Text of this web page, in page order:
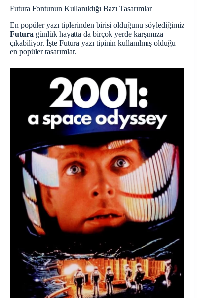
Futura Fontunun Kullanıldığı Bazı Tasarımlar
En popüler yazı tiplerinden birisi olduğunu söylediğimiz
Futura günlük hayatta da birçok yerde karşımıza
çıkabiliyor. İşte Futura yazı tipinin kullanılmış olduğu
en popüler tasarımlar.